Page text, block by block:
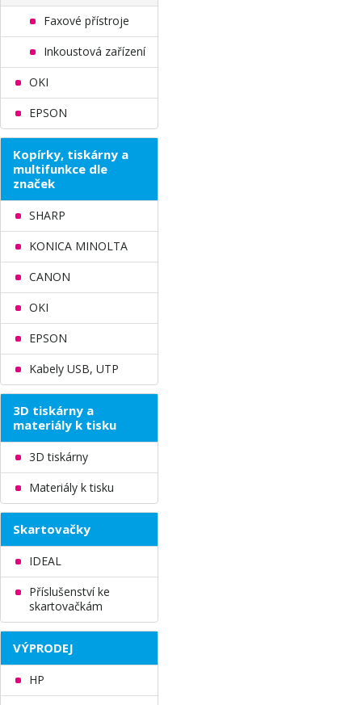
Faxové přístroje
Inkoustová zařízení
OKI
EPSON
Kopírky, tiskárny a
multifunkce dle
značek
SHARP
KONICA MINOLTA
CANON
OKI
EPSON
Kabely USB, UTP
3D tiskárny a
materiály k tisku
3D tiskárny
Materiály k tisku
Skartovačky
IDEAL
Příslušenství ke
skartovačkám
VÝPRODEJ
HP